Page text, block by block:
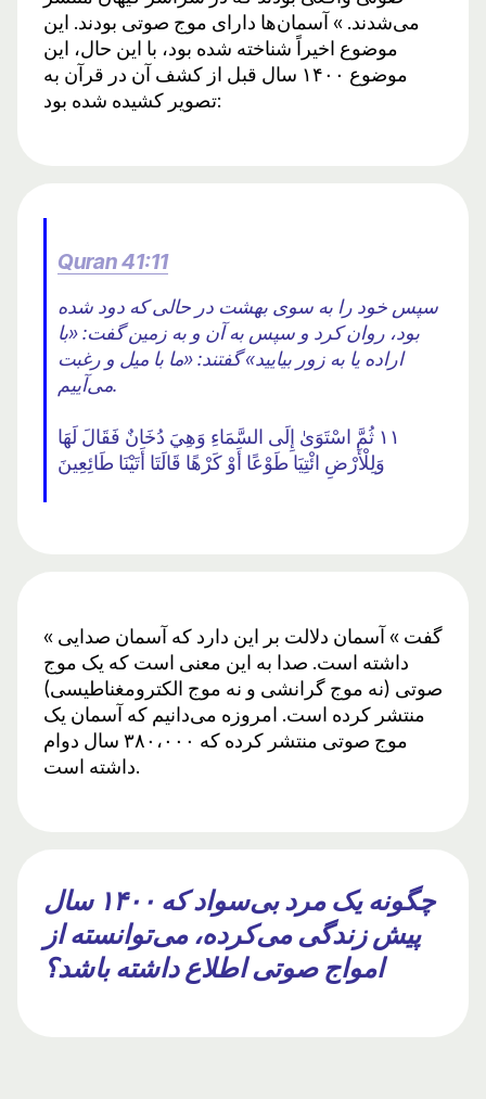
می‌شدند. » آسمان‌ها دارای موج صوتی بودند. این
موضوع اخیراً شناخته شده بود، با این حال، این
موضوع ۱۴۰۰ سال قبل از کشف آن در قرآن به
تصویر کشیده شده بود:
Quran 41:11
سپس خود را به سوی بهشت ​​در حالی که دود شده
بود، روان کرد و سپس به آن و به زمین گفت: «با
اراده یا به زور بیایید» گفتند: «ما با میل و رغبت
می‌آییم.
١١ ثُمَّ اسْتَوَىٰ إِلَى السَّمَاءِ وَهِيَ دُخَانٌ فَقَالَ لَهَا
وَلِلْأَرْضِ ائْتِيَا طَوْعًا أَوْ كَرْهًا قَالَتَا أَتَيْنَا طَائِعِينَ
« گفت » آسمان دلالت بر این دارد که آسمان صدایی
داشته است. صدا به این معنی است که یک موج
صوتی (نه موج گرانشی و نه موج الکترومغناطیسی)
منتشر کرده است. امروزه می‌دانیم که آسمان یک
موج صوتی منتشر کرده که ۳۸۰،۰۰۰ سال دوام
داشته است.
چگونه یک مرد بی‌سواد که ۱۴۰۰ سال
پیش زندگی می‌کرده، می‌توانسته از
امواج صوتی اطلاع داشته باشد؟